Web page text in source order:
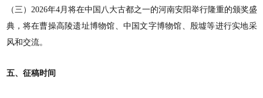
（三）2026年4月将在中国八大古都之一的河南安阳举行隆重的颁奖盛
典，将在曹操高陵遗址博物馆、中国文字博物馆、殷墟等进行实地采
风和交流。
五、征稿时间